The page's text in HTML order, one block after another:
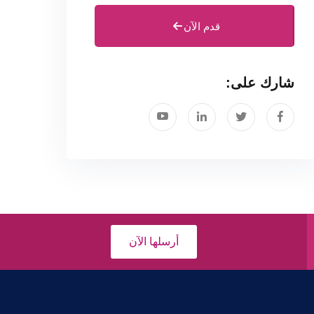
قدم الآن
شارك على:
أرسلها الآن